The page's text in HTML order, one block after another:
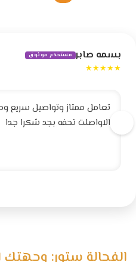
بسمه صابر مستخدم موثوق
★★★★★
تعامل ممتاز وتواصيل سريع
الاواصلت تحفه بجد شكرا جدا
الفجالة ستور: وجهتك